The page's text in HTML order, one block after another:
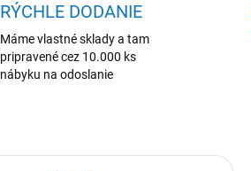
RÝCHLE DODANIE
Máme vlastné sklady a tam
pripravené cez 10.000 ks
nábyku na odoslanie